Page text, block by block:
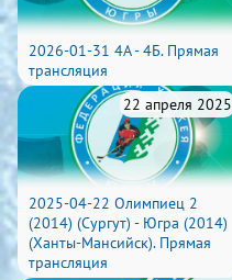
2026-01-31 4А - 4Б. Прямая
трансляция
22 апреля 2025
2025-04-22 Олимпиец 2
(2014) (Сургут) - Югра (2014)
(Ханты-Мансийск). Прямая
трансляция